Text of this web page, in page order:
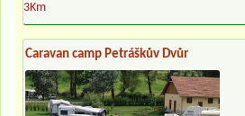
3Km
Caravan camp Petráškův Dvůr